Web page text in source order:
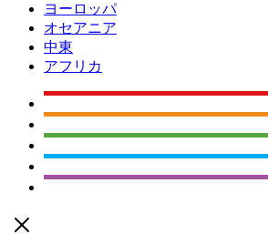
ヨーロッパ
オセアニア
中東
アフリカ